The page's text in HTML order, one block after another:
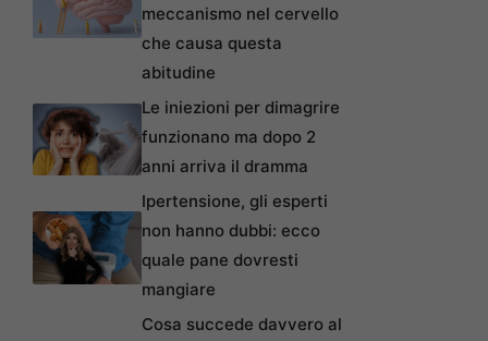
meccanismo nel cervello
che causa questa
abitudine
Le iniezioni per dimagrire
funzionano ma dopo 2
anni arriva il dramma
Ipertensione, gli esperti
non hanno dubbi: ecco
quale pane dovresti
mangiare
Cosa succede davvero al